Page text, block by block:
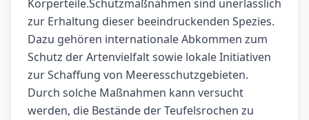
Körperteile.Schutzmaßnahmen sind unerlässlich
zur Erhaltung dieser beeindruckenden Spezies.
Dazu gehören internationale Abkommen zum
Schutz der Artenvielfalt sowie lokale Initiativen
zur Schaffung von Meeresschutzgebieten.
Durch solche Maßnahmen kann versucht
werden, die Bestände der Teufelsrochen zu